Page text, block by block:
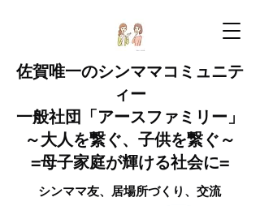
佐賀唯一のシンママコミュニテ
ィー
一般社団「アースファミリー」
～大人を繋ぐ、子供を繋ぐ～
=母子家庭が輝ける社会に=
​​​​​シンママ友、居場所づくり​、交流